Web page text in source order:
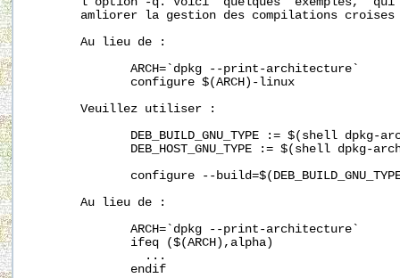
amliorer la gestion des compilations croises
       Au lieu de :
              ARCH=`dpkg --print-architecture`
              configure $(ARCH)-linux
       Veuillez utiliser :
DEB_BUILD_GNU_TYPE := $(shell dpkg-
DEB_HOST_GNU_TYPE := $(shell dpkg-
configure --
       Au lieu de :
              ARCH=`dpkg --print-architecture`
              ifeq ($(ARCH),alpha)
                ...
              endif